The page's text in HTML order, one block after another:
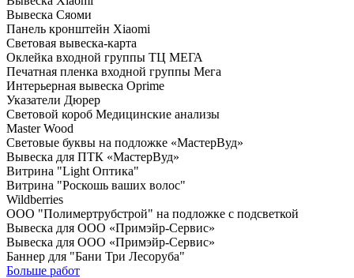
Вывеска Сяоми
Панель кронштейн Xiaomi
Световая вывеска-карта
Оклейка входной группы ТЦ МЕГА
Печатная пленка входной группы Мега
Интерьерная вывеска Oprime
Указатели Дюрер
Световой короб Медицинские анализы
Master Wood
Световые буквы на подложке «МастерВуд»
Вывеска для ПТК «МастерВуд»
Витрина "Light Оптика"
Витрина "Роскошь ваших волос"
Wildberries
ООО "Полимертрубстрой" на подложке с подсветкой
Вывеска для ООО «Примэйр-Сервис»
Вывеска для ООО «Примэйр-Сервис»
Баннер для "Бани Три Лесоруба"
Больше работ